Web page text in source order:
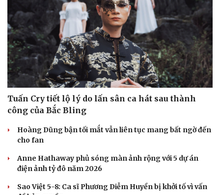
Tuấn Cry tiết lộ lý do lấn sân ca hát sau thành
công của Bắc Bling
Hoàng Dũng bận tối mắt vẫn liên tục mang bất ngờ đến
cho fan
Anne Hathaway phủ sóng màn ảnh rộng với 5 dự án
điện ảnh tỷ đô năm 2026
Sao Việt 5-8: Ca sĩ Phương Diễm Huyền bị khởi tố vì vấn